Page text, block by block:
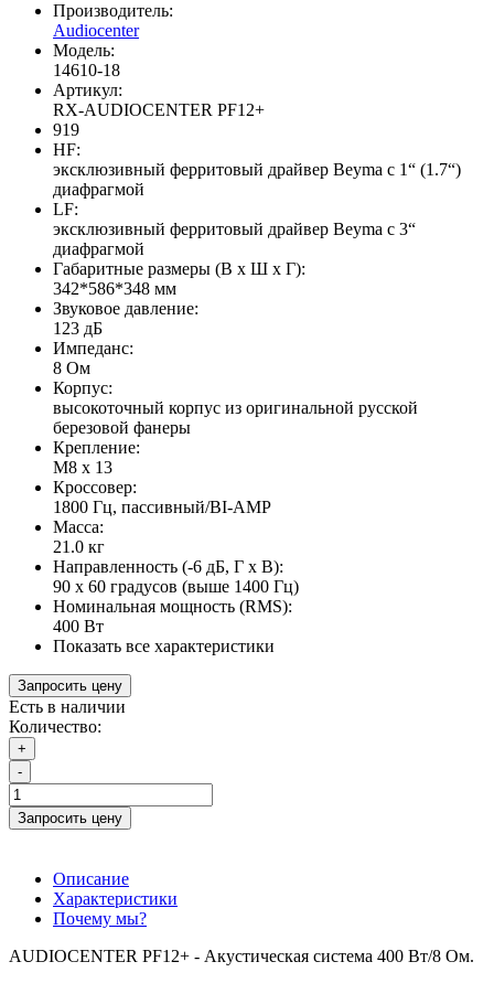
Производитель:
Audiocenter
Модель:
14610-18
Артикул:
RX-AUDIOCENTER PF12+
919
HF:
эксклюзивный ферритовый драйвер Beyma с 1“ (1.7“)
диафрагмой
LF:
эксклюзивный ферритовый драйвер Beyma с 3“
диафрагмой
Габаритные размеры (В х Ш х Г):
342*586*348 мм
Звуковое давление:
123 дБ
Импеданс:
8 Ом
Корпус:
высокоточный корпус из оригинальной русской
березовой фанеры
Крепление:
М8 х 13
Кроссовер:
1800 Гц, пассивный/BI-AMP
Масса:
21.0 кг
Направленность (-6 дБ, Г х В):
90 х 60 градусов (выше 1400 Гц)
Номинальная мощность (RMS):
400 Вт
Показать все характеристики
Запросить цену
Есть в наличии
Количество:
+
-
Запросить цену
Описание
Характеристики
Почему мы?
AUDIOCENTER PF12+ - Акустическая система 400 Вт/8 Ом.